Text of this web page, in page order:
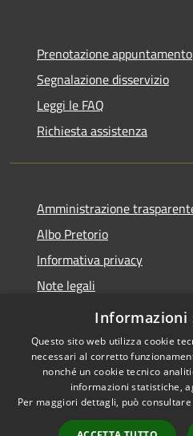
Prenotazione appuntamento
Segnalazione disservizio
Leggi le FAQ
Richiesta assistenza
Amministrazione
Albo Pretorio
Informativa privacy
Note legali
Dichiarazione di accessibilità
Accessibilità
Informazioni
Questo sito web utilizza cookie
necessari al corretto
nonché un cookie tecnico
informazioni statistiche,
Per maggiori dettagli, può